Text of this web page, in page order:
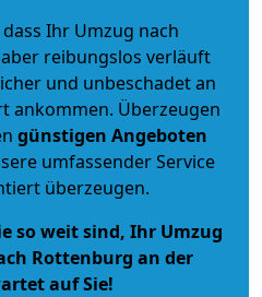
Ihr Umzug nach
reibungslos verläuft
und unbeschadet an
ankommen. Überzeugen
günstigen Angeboten
umfassender Service
überzeugen.
so weit sind, Ihr Umzug
Rottenburg an der
auf Sie!